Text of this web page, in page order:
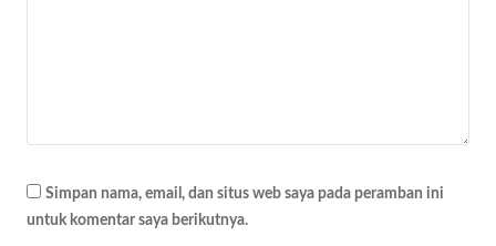
Simpan nama, email, dan situs web saya pada peramban ini
untuk komentar saya berikutnya.